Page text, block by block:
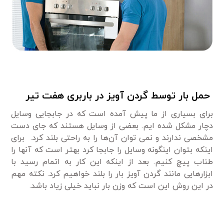
حمل بار توسط گردن آویز در باربری هفت تیر
برای بسیاری از ما پیش آمده است که در جابجایی وسایل
دچار مشکل شده ایم. بعضی از وسایل هستند که جای دست
مشخصی ندارند و نمی توان آن‌ها را به راحتی بلند کرد. برای
اینکه بتوان اینگونه وسایل را جابجا کرد بهتر است که آنها را
طناب پیچ کنیم. بعد از اینکه این کار به اتمام رسید با
ابزارهایی مانند گردن آویز بار را بلند خواهیم کرد. نکته مهم
در این روش این است که وزن بار نباید خیلی زیاد باشد.